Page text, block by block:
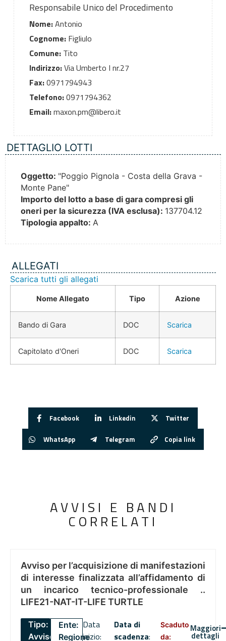
Responsabile Unico del Procedimento
Nome:Antonio
Cognome:Figliulo
Comune:Tito
Indirizzo:Via Umberto I nr.27
Fax:0971794943
Telefono:0971794362
Email:maxon.pm@libero.it
DETTAGLIO LOTTI
Oggetto: "Poggio Pignola - Costa della Grava -
Monte Pane"
Importo del lotto a base di gara compresi gli
oneri per la sicurezza (IVA esclusa): 137704.12
Tipologia appalto: A
ALLEGATI
Scarica tutti gli allegati
Nome Allegato Tipo Azione
Bando di Gara DOC Scarica
Capitolato d'Oneri DOC Scarica
Facebook Linkedin Twitter
WhatsApp Telegram Copia link
AVVISI E BANDI
CORRELATI
Avviso per l’acquisizione di manifestazioni
di interesse finalizzata all’affidamento di
un incarico tecnico-professionale ..
LIFE21-NAT-IT-LIFE TURTLE
Tipo:
Avviso
Ente:
Regione
Data
inizio:
Data di
scadenza:
Scaduto
da:
Maggiori
dettagli